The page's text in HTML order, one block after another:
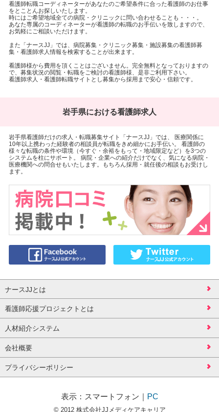
看護師転職コーディネーターがあなたのご希望条件に合った看護師のお仕事
をとことんお探しいたします。
時にはご希望地域全ての病院・クリニックに問い合わせることも・・・。
あなた専属のコーディネーターが看護師の転職のお手伝いを致しますので、
お気軽にご相談いただけます。
また「ナースJJ」では、病院募集・クリニック募集・施設募集の看護師募
集・看護師求人情報を検索することが出来ます。
看護師様から費用を頂くことはございません。完全無料となっておりますの
で、募集状況の閲覧・転職をご検討の看護師様、是非ご利用下さい。
看護師求人・看護師転職サイトとし募集から採用まで安心・信頼です。
岩手県における看護師求人
岩手県看護師だけの求人・転職募集サイト「ナースJJ」では、 医療関係に
10年以上携わった経験者の相談員が転職をきめ細かにお手伝い。 看護師の
様々な転職の条件や環境（今すぐ・余裕をもって・地域限定など）を3つの
システムを柱にサポート。 病院・企業への紹介だけでなく、気になる病院・
医療機関への問合せもいたします。もちろん採用・就任後の相談もお受けし
ます。
ナースJJとは
看護師応援プロジェクトとは
人材紹介システム
会社概要
プライバシーポリシー
表示： スマートフォン PC
© 2012 株式会社JJメディケアキャリア